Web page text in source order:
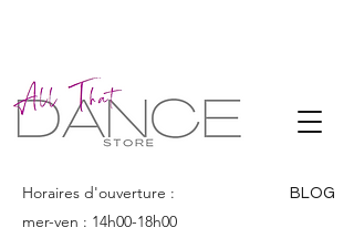
ALL THAT
DANCE
Horaires d'ouverture :
mer-ven : 14h00-18h00
BLOG